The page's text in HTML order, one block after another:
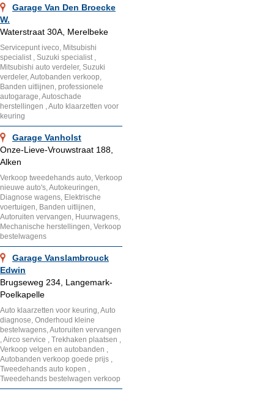
Garage Van Den Broecke
W.
Waterstraat 30A, Merelbeke
Servicepunt iveco, Mitsubishi
specialist , Suzuki specialist ,
Mitsubishi auto verdeler, Suzuki
verdeler, Autobanden verkoop,
Banden uitlijnen, professionele
autogarage, Autoschade
herstellingen , Auto klaarzetten voor
keuring
Garage Vanholst
Onze-Lieve-Vrouwstraat 188,
Alken
Verkoop tweedehands auto, Verkoop
nieuwe auto's, Autokeuringen,
Diagnose wagens, Elektrische
voertuigen, Banden uitlijnen,
Autoruiten vervangen, Huurwagens,
Mechanische herstellingen, Verkoop
bestelwagens
Garage Vanslambrouck
Edwin
Brugseweg 234, Langemark-
Poelkapelle
Auto klaarzetten voor keuring, Auto
diagnose, Onderhoud kleine
bestelwagens, Autoruiten vervangen
, Airco service , Trekhaken plaatsen ,
Verkoop velgen en autobanden ,
Autobanden verkoop goede prijs ,
Tweedehands auto kopen ,
Tweedehands bestelwagen verkoop